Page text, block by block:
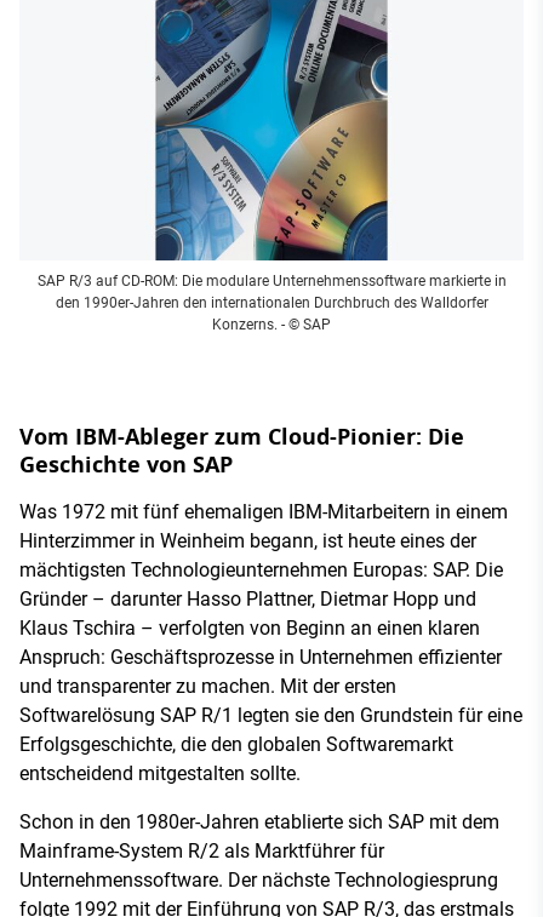
SAP R/3 auf CD-ROM: Die modulare Unternehmenssoftware markierte in
den 1990er-Jahren den internationalen Durchbruch des Walldorfer
Konzerns. - © SAP
Vom IBM-Ableger zum Cloud-Pionier: Die
Geschichte von SAP
Was 1972 mit fünf ehemaligen IBM-Mitarbeitern in einem
Hinterzimmer in Weinheim begann, ist heute eines der
mächtigsten Technologieunternehmen Europas: SAP. Die
Gründer – darunter Hasso Plattner, Dietmar Hopp und
Klaus Tschira – verfolgten von Beginn an einen klaren
Anspruch: Geschäftsprozesse in Unternehmen effizienter
und transparenter zu machen. Mit der ersten
Softwarelösung SAP R/1 legten sie den Grundstein für eine
Erfolgsgeschichte, die den globalen Softwaremarkt
entscheidend mitgestalten sollte.
Schon in den 1980er-Jahren etablierte sich SAP mit dem
Mainframe-System R/2 als Marktführer für
Unternehmenssoftware. Der nächste Technologiesprung
folgte 1992 mit der Einführung von SAP R/3, das erstmals